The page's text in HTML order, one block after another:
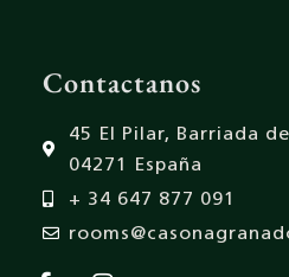
Contactanos
45 El Pilar, Barriada
04271 España
+ 34 647 877 091